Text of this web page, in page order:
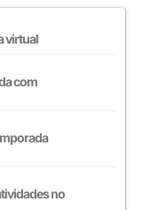
virtual
com
no